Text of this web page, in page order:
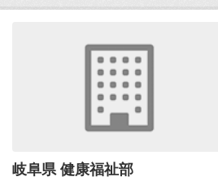
岐阜県 健康福祉部